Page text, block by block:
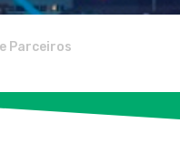
Parceiros